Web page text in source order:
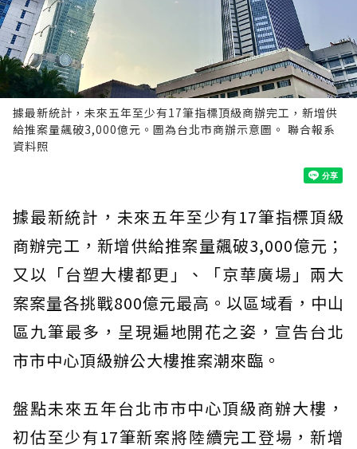
據最新統計，未來五年至少有17筆指標頂級商辦完工，新增供
給推案量飆破3,000億元。圖為台北市商辦示意圖。 聯合報系
資料照
據最新統計，未來五年至少有17筆指標頂級
商辦完工，新增供給推案量飆破3,000億元；
又以「台塑大樓都更」、「京華廣場」兩大
案案量各挑戰800億元最高。以區域看，中山
區九筆最多，呈現遍地開花之姿，宣告台北
市市中心頂級辦公大樓推案潮來臨。
盤點未來五年台北市市中心頂級商辦大樓，
初估至少有17筆新案將陸續完工登場，新增